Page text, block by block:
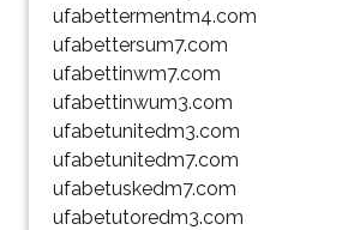
ufabettermentm4.com
ufabettersum7.com
ufabettinwm7.com
ufabettinwum3.com
ufabetunitedm3.com
ufabetunitedm7.com
ufabetuskedm7.com
ufabetutoredm3.com